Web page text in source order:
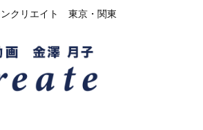
クリエイト 東京・関東